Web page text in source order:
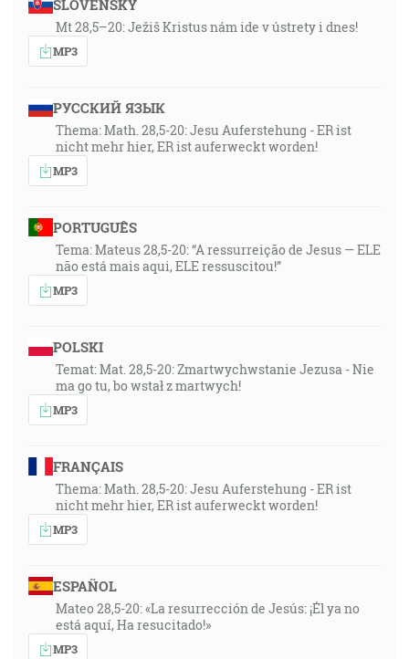
SLOVENSKY
Mt 28,5–20: Ježiš Kristus nám ide v ústrety i dnes!
MP3
РУССКИЙ ЯЗЫК
Thema: Math. 28,5-20: Jesu Auferstehung - ER ist
nicht mehr hier, ER ist auferweckt worden!
MP3
PORTUGUÊS
Tema: Mateus 28,5-20: “A ressurreição de Jesus — ELE
não está mais aqui, ELE ressuscitou!”
MP3
POLSKI
Temat: Mat. 28,5-20: Zmartwychwstanie Jezusa - Nie
ma go tu, bo wstał z martwych!
MP3
FRANÇAIS
Thema: Math. 28,5-20: Jesu Auferstehung - ER ist
nicht mehr hier, ER ist auferweckt worden!
MP3
ESPAÑOL
Mateo 28,5-20: «La resurrección de Jesús: ¡Él ya no
está aquí, Ha resucitado!»
MP3